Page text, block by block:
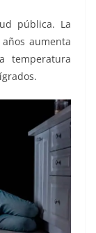
pública. La
aumenta
temperatura